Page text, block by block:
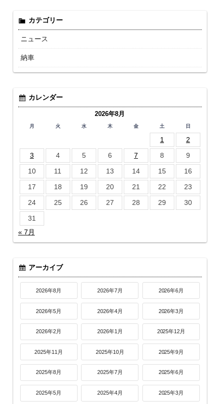
カテゴリー
ニュース
納車
カレンダー
2026年8月
月 火 水 木 金 土 日
1
2
3
4 5 6 7 8
9
10
11 12 13 14 15
16
17
18 19 20 21 22
23
24
25 26 27 28 29
30
31
« 7月
アーカイブ
2026年8月 2026年7月 2026年6月
2026年5月 2026年4月 2026年3月
2026年2月 2026年1月 2025年12月
2025年11月 2025年10月 2025年9月
2025年8月 2025年7月 2025年6月
2025年5月 2025年4月 2025年3月